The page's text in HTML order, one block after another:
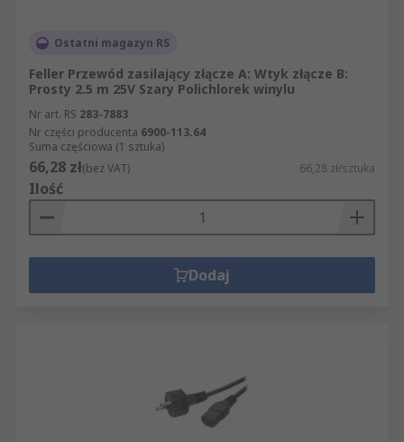
Ostatni magazyn RS
Feller Przewód zasilający złącze A: Wtyk złącze B:
Prosty 2.5 m 25V Szary Polichlorek winylu
Nr art. RS 283-7883
Nr części producenta 6900-113.64
Suma częściowa (1 sztuka)
66,28 zł(bez VAT) 66,28 zł/sztuka
Ilość
Dodaj